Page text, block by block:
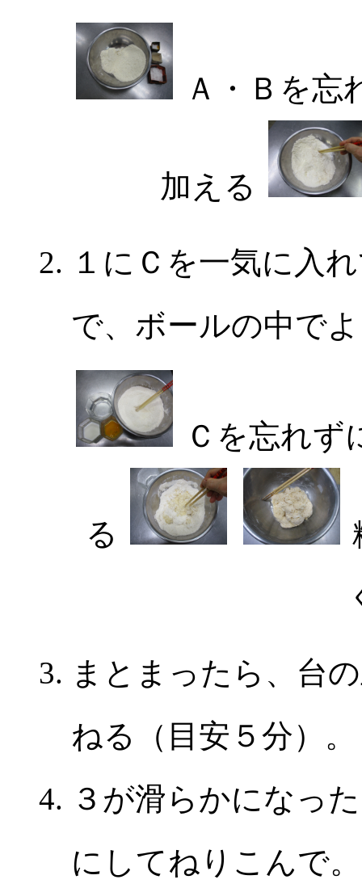
Ａ・Ｂを
加える
１にＣを一気に入
で、ボールの中で
Ｃを忘れず
る
まとまったら、台
ねる（目安５分）。
３が滑らかになっ
にしてねりこんで